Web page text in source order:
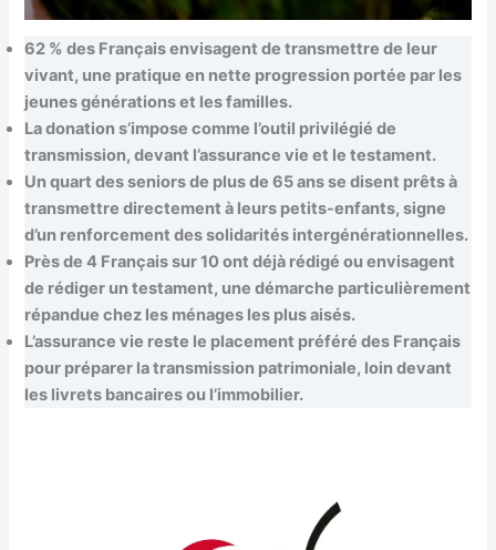
62 % des Français envisagent de transmettre de leur
vivant, une pratique en nette progression portée par les
jeunes générations et les familles.
La donation s’impose comme l’outil privilégié de
transmission, devant l’assurance vie et le testament.
Un quart des seniors de plus de 65 ans se disent prêts à
transmettre directement à leurs petits-enfants, signe
d’un renforcement des solidarités intergénérationnelles.
Près de 4 Français sur 10 ont déjà rédigé ou envisagent
de rédiger un testament, une démarche particulièrement
répandue chez les ménages les plus aisés.
L’assurance vie reste le placement préféré des Français
pour préparer la transmission patrimoniale, loin devant
les livrets bancaires ou l’immobilier.